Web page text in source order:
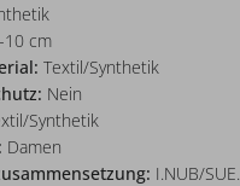
10 cm
Textil/Synthetik
Nein
Synthetik
Damen
I.NUB/SUE.